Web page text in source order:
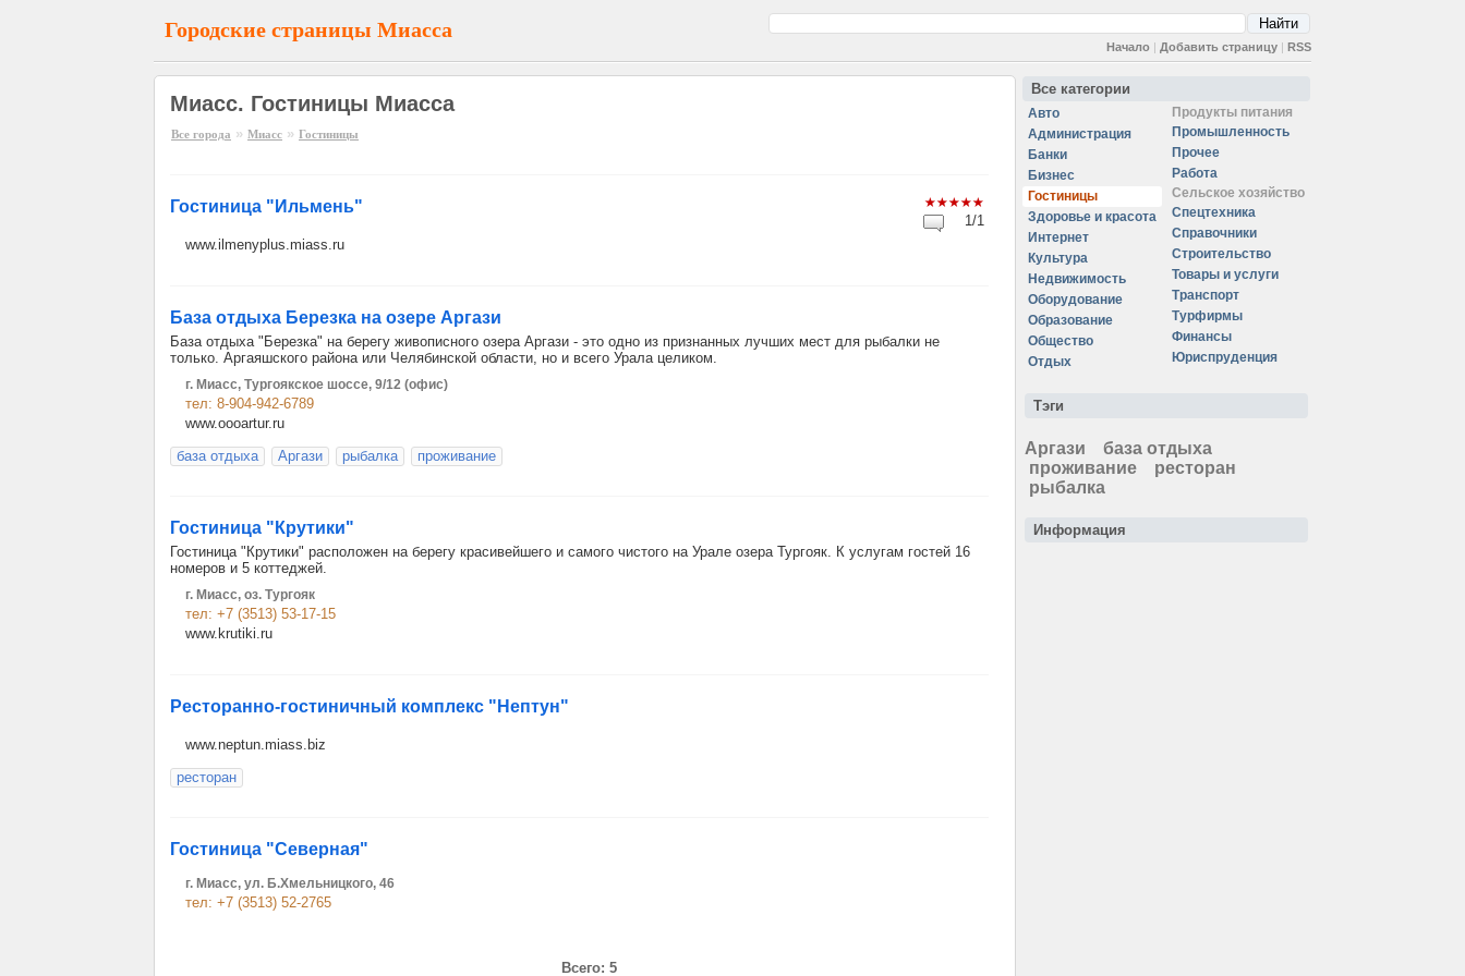
Городские страницы Миасса
Начало | Добавить страницу | RSS
Миасс. Гостиницы Миасса
Все города » Миасс » Гостиницы
1/1
Гостиница "Ильмень"
www.ilmenyplus.miass.ru
База отдыха Березка на озере Аргази
База отдыха "Березка" на берегу живописного озера Аргази - это одно из признанных лучших мест для рыбалки не
только. Аргаяшского района или Челябинской области, но и всего Урала целиком.
г. Миасс, Тургоякское шоссе, 9/12 (офис)
тел: 8-904-942-6789
www.oooartur.ru
база отдыха
Аргази рыбалка проживание
Гостиница "Крутики"
Гостиница "Крутики" расположен на берегу красивейшего и самого чистого на Урале озера Тургояк. К услугам гостей 16
номеров и 5 коттеджей.
г. Миасс, оз. Тургояк
тел: +7 (3513) 53-17-15
www.krutiki.ru
Ресторанно-гостиничный комплекс "Нептун"
www.neptun.miass.biz
ресторан
Гостиница "Северная"
г. Миасс, ул. Б.Хмельницкого, 46
тел: +7 (3513) 52-2765
Всего: 5
Все категории
Авто
Администрация
Банки
Бизнес
Гостиницы
Здоровье и красота
Интернет
Культура
Недвижимость
Оборудование
Образование
Общество
Отдых
Продукты питания
Промышленность
Прочее
Работа
Сельское хозяйство
Спецтехника
Справочники
Строительство
Товары и услуги
Транспорт
Турфирмы
Финансы
Юриспруденция
Тэги
Аргази
база отдыха
проживание
ресторан
рыбалка
Информация